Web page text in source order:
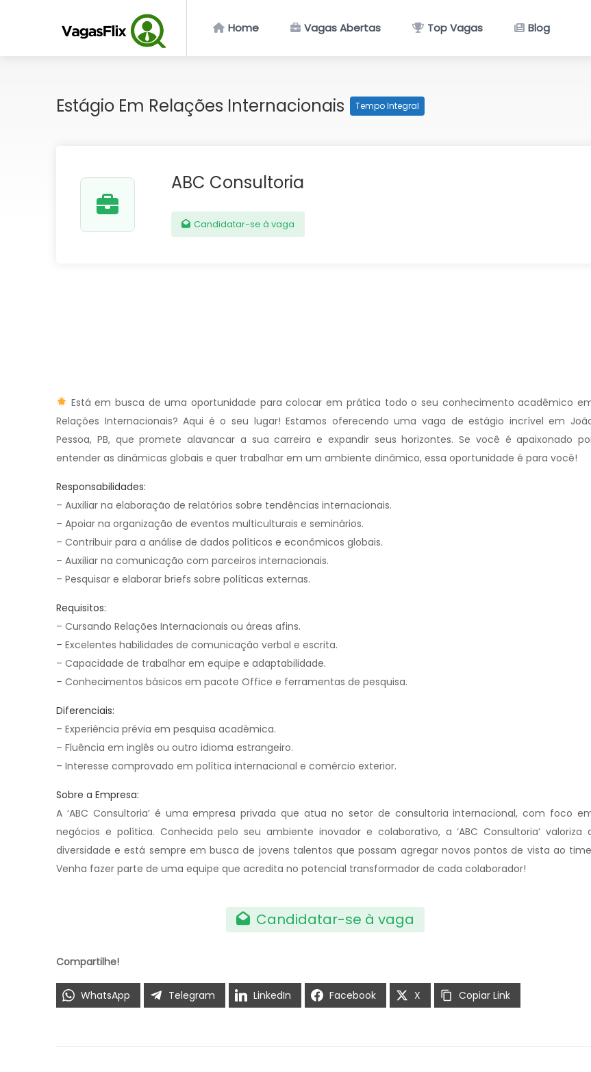
Home Vagas Abertas Top Vagas Blog
Estágio Em Relações Internacionais Tempo Integral
ABC Consultoria
Candidatar-se à vaga
Está em busca de uma oportunidade para colocar em prática todo o seu conhecimento acadêmico
Relações Internacionais? Aqui é o seu lugar! Estamos oferecendo uma vaga de estágio incrível em
Pessoa, PB, que promete alavancar a sua carreira e expandir seus horizontes. Se você é apaixonado
entender as dinâmicas globais e quer trabalhar em um ambiente dinâmico, essa oportunidade é para você!
Responsabilidades:
– Auxiliar na elaboração de relatórios sobre tendências internacionais.
– Apoiar na organização de eventos multiculturais e seminários.
– Contribuir para a análise de dados políticos e econômicos globais.
– Auxiliar na comunicação com parceiros internacionais.
– Pesquisar e elaborar briefs sobre políticas externas.
Requisitos:
– Cursando Relações Internacionais ou áreas afins.
– Excelentes habilidades de comunicação verbal e escrita.
– Capacidade de trabalhar em equipe e adaptabilidade.
– Conhecimentos básicos em pacote Office e ferramentas de pesquisa.
Diferenciais:
– Experiência prévia em pesquisa acadêmica.
– Fluência em inglês ou outro idioma estrangeiro.
– Interesse comprovado em política internacional e comércio exterior.
Sobre a Empresa:
A ‘ABC Consultoria’ é uma empresa privada que atua no setor de consultoria internacional, com foco
negócios e política. Conhecida pelo seu ambiente inovador e colaborativo, a ‘ABC Consultoria’ valoriza
diversidade e está sempre em busca de jovens talentos que possam agregar novos pontos de vista ao
Venha fazer parte de uma equipe que acredita no potencial transformador de cada colaborador!
Candidatar-se à vaga
Compartilhe!
WhatsApp Telegram LinkedIn Facebook X Copiar Link